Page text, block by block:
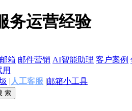
务运营经验
箱 邮件营销 AI智能助理 客户案例
用
| 人工客服 |邮箱小工具